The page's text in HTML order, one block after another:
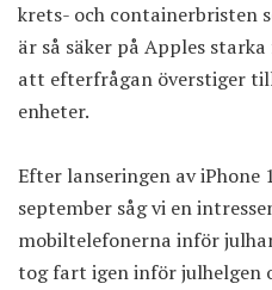
krets- och containerbristen
är så säker på Apples
att efterfrågan överstiger
enheter.
Efter lanseringen av iPhone
september såg vi en
mobiltelefonerna inför
tog fart igen inför julhelgen